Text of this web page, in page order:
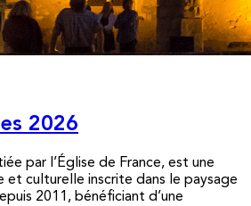
2026
par l’Église de France, est une
culturelle inscrite dans le paysage
2011, bénéficiant d’une